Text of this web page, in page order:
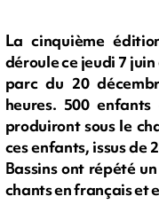
La cinquième
déroule ce jeudi 7
parc du 20
heures. 500
produiront sous le
ces enfants, issus de
Bassins ont répété
chants en français et